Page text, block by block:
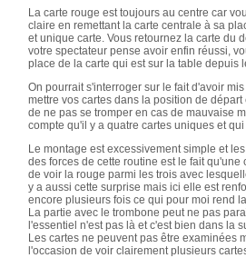
La carte rouge est toujours au centre car
claire en remettant la carte centrale à sa
et unique carte. Vous retournez la carte du
votre spectateur pense avoir enfin réussi,
place de la carte qui est sur la table depuis
On pourrait s'interroger sur le fait d'avoir
mettre vos cartes dans la position de
de ne pas se tromper en cas de mauvaise
compte qu'il y a quatre cartes uniques et
Le montage est excessivement simple et
des forces de cette routine est le fait
de voir la rouge parmi les trois avec
y a aussi cette surprise mais ici elle est
encore plusieurs fois ce qui pour moi rend
La partie avec le trombone peut ne pas
l'essentiel n'est pas là et c'est bien dans la
Les cartes ne peuvent pas être examinées
l'occasion de voir clairement plusieurs